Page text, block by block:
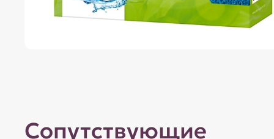
Сопутствующие